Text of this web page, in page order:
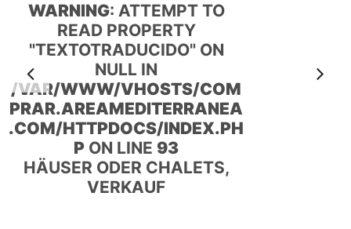
WARNING: ATTEMPT TO
READ PROPERTY
"TEXTOTRADUCIDO" ON
NULL IN
/VAR/WWW/VHOSTS/COM
PRAR.AREAMEDITERRANEA
.COM/HTTPDOCS/INDEX.PH
P ON LINE 93
HÄUSER ODER CHALETS,
VERKAUF
Anterior